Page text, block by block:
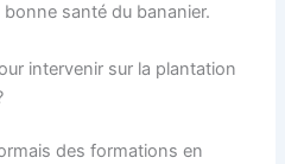
santé du bananier.
intervenir sur la plantation
des formations en